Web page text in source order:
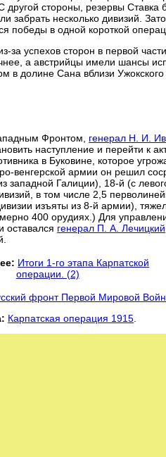
стороны, резервы Ставка
забрать несколько дивизий.
победы в одной короткой
за успехов сторон в первой
а австрийцы имели шансы
в долине Сана вблизи
Фронтом, генерал Н. И.
наступление и перейти к
в Буковине, которое
венгерской армии он решил
западной Галиции), 18-й (с
в том числе 2,5
изъяты из 8-й армии),
400 орудиях.) Для
генерал П. А. Лечицкий
Итоги 1-го этапа Карпатской
операции. (2)
фронт Первой Мировой
Карпатская операция 1915